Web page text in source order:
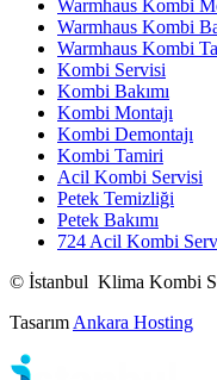
Warmhaus Kombi
Warmhaus Kombi
Warmhaus Kombi
Kombi Servisi
Kombi Bakımı
Kombi Montajı
Kombi Demontajı
Kombi Tamiri
Acil Kombi Servisi
Petek Temizliği
Petek Bakımı
724 Acil Kombi
© İstanbul Klima Kombi
Tasarım Ankara Hosting